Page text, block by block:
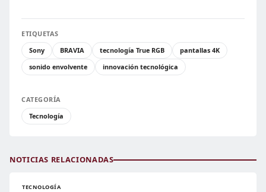
ETIQUETAS
Sony
BRAVIA tecnología True RGB
pantallas 4K
sonido envolvente
innovación tecnológica
CATEGORÍA
Tecnología
NOTICIAS RELACIONADAS
TECNOLOGÍA